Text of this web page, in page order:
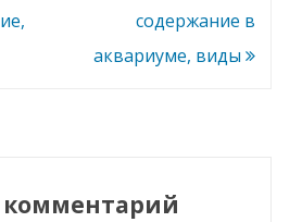
содержание в
аквариуме, виды
комментарий